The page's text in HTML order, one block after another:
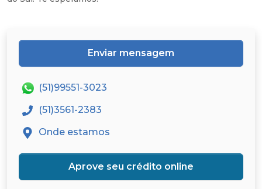
Enviar mensagem
(51)99551-3023
(51)3561-2383
Onde estamos
Aprove seu crédito online